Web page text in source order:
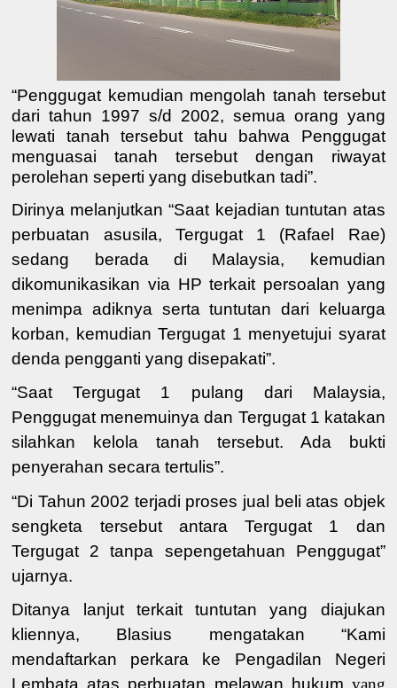
“Penggugat kemudian mengolah tanah tersebut
dari tahun 1997 s/d 2002, semua orang yang
lewati tanah tersebut tahu bahwa Penggugat
menguasai tanah tersebut dengan riwayat
perolehan seperti yang disebutkan tadi”.
Dirinya melanjutkan “Saat kejadian tuntutan atas
perbuatan asusila, Tergugat 1 (Rafael Rae)
sedang berada di Malaysia, kemudian
dikomunikasikan via HP terkait persoalan yang
menimpa adiknya serta tuntutan dari keluarga
korban, kemudian Tergugat 1 menyetujui syarat
denda pengganti yang disepakati”.
“Saat Tergugat 1 pulang dari Malaysia,
Penggugat menemuinya dan Tergugat 1 katakan
silahkan kelola tanah tersebut. Ada bukti
penyerahan secara tertulis”.
“Di Tahun 2002 terjadi proses jual beli atas objek
sengketa tersebut antara Tergugat 1 dan
Tergugat 2 tanpa sepengetahuan Penggugat”
ujarnya.
Ditanya lanjut terkait tuntutan yang diajukan
kliennya, Blasius mengatakan “Kami
mendaftarkan perkara ke Pengadilan Negeri